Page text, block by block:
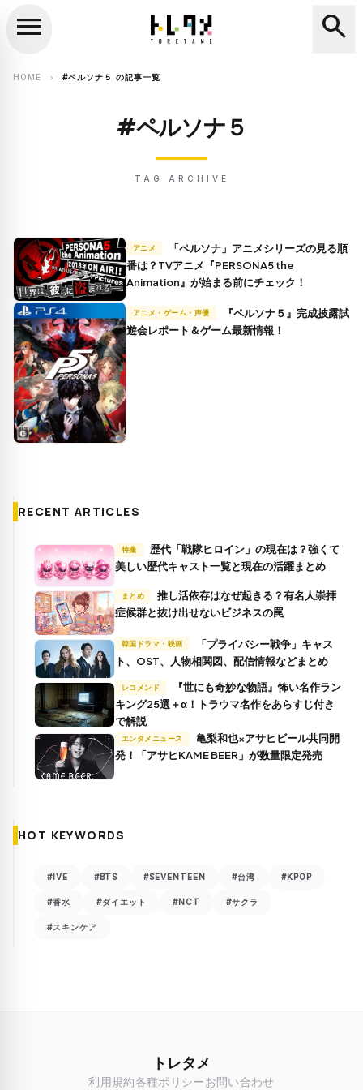
search
menu search
HOME chevron_right #ペルソナ５ の記事一覧
#ペルソナ５
TAG ARCHIVE
アニメ
番は？TVアニメ『PERSONA5 the
Animation』が始まる前にチェック！
アニメ・ゲーム・声優
遊会レポート＆ゲーム最新情報！
RECENT ARTICLES
特撮
美しい歴代キャスト一覧と現在の活躍まとめ
まとめ
推し活依存はなぜ起きる？有名人崇拝
症候群と抜け出せないビジネスの罠
韓国ドラマ・映画
ト、OST、人物相関図、配信情報などまとめ
レコメンド
キング25選＋α！トラウマ名作をあらすじ付き
で解説
エンタメニュース
発！「アサヒKAME BEER」が数量限定発売
HOT KEYWORDS
#IVE #BTS #SEVENTEEN #台湾 #KPOP
#香水 #ダイエット #NCT #サクラ
#スキンケア
トレタメ
利用規約各種ポリシーお問い合わせ